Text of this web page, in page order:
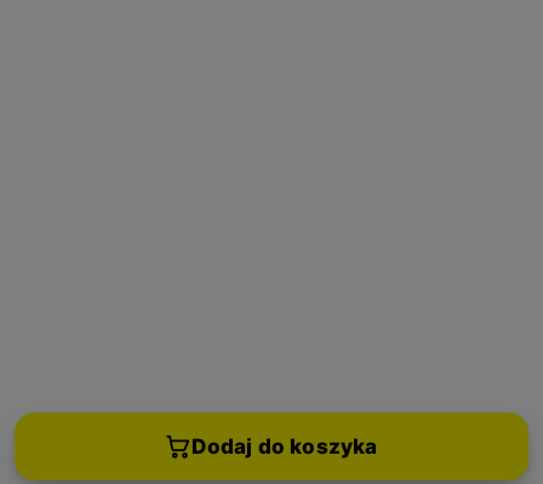
Dodaj do koszyka